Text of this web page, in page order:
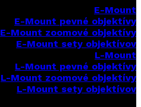
E-Mount
E-Mount pevné objektívy
E-Mount zoomové objektívy
E-Mount sety objektívov
L-Mount
L-Mount pevné objektívy
L-Mount zoomové objektívy
L-Mount sety objektívov